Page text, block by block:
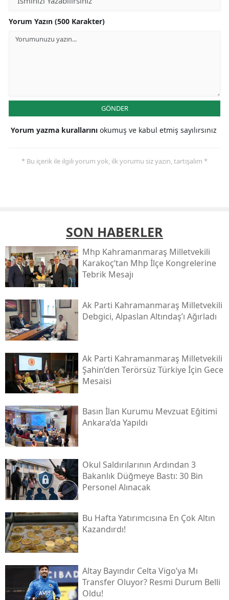
Yorum Yazın (500 Karakter)
GÖNDER
Yorum yazma kurallarını okumuş ve kabul etmiş sayılırsınız
* Bu içerik ile ilgili yorum yok, ilk yorumu siz yazın, tartışalım *
SON HABERLER
Mhp Kahramanmaraş Milletvekili
Karakoç’tan Mhp İlçe Kongrelerine
Tebrik Mesajı
Ak Parti Kahramanmaraş Milletvekili
Debgici, Alpaslan Altındaş’ı Ağırladı
Ak Parti Kahramanmaraş Milletvekili
Şahin’den Terörsüz Türkiye İçin Gece
Mesaisi
Basın İlan Kurumu Mevzuat Eğitimi
Ankara’da Yapıldı
Okul Saldırılarının Ardından 3
Bakanlık Düğmeye Bastı: 30 Bin
Personel Alınacak
Bu Hafta Yatırımcısına En Çok Altın
Kazandırdı!
Altay Bayındır Celta Vigo’ya Mı
Transfer Oluyor? Resmi Durum Belli
Oldu!